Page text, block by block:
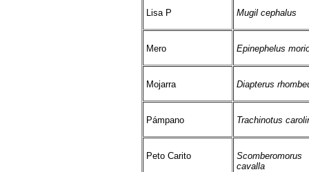
Lisa P Mugil cephalus
Mero Epinephelus
Mojarra Diapterus
Pámpano Trachinotus
Peto Carito
Scomberomorus
cavalla